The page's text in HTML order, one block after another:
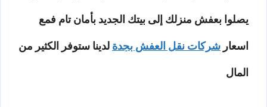
يصلوا بعفش منزلك إلى بيتك الجديد بأمان تام فمع
اسعار شركات نقل العفش بجدة لدينا ستوفر الكثير من
المال